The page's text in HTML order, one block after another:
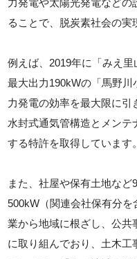
ることで、脱炭素社会の実
例えば、2019年に「みえ里
最大出力190kWの「馬野
力発電の効率を最大限に引
水封式通気管構造とメン
する特許を取得しています。
また、社屋や保有土地な
500kW（関連会社保有分
業から地域に根ざし、公共
に取り組んでおり、土木